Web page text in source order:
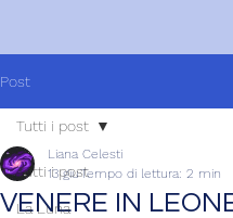
Post
Tutti i post
La Luna
Tutti i post
VENERE IN
Liana Celesti
13 giuTempo di lettura: 2 min